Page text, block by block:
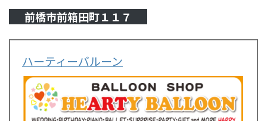
前橋市前箱田町１１７
ハーティーバルーン